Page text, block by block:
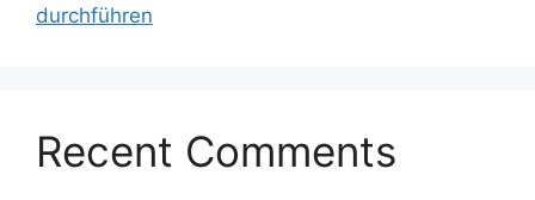
durchführen
Recent Comments